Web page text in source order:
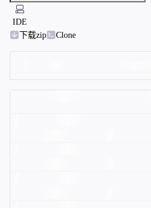
IDE
下载zip
Clone